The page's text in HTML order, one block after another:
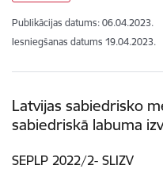
Publikācijas datums: 06.04.2023.
Iesniegšanas datums 19.04.2023.
Latvijas sabiedrisko
sabiedriskā labuma
SEPLP 2022/2- SLIZV